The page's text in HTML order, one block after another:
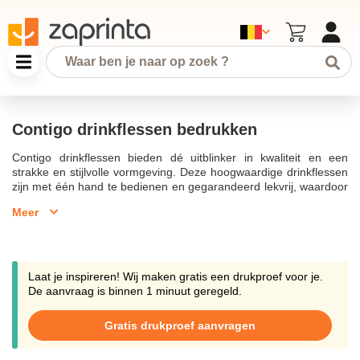
Contigo drinkflessen bedrukken
Contigo drinkflessen bieden dé uitblinker in kwaliteit en een
strakke en stijlvolle vormgeving. Deze hoogwaardige drinkflessen
zijn met één hand te bedienen en gegarandeerd lekvrij, waardoor
autoseal® technologie kunnen zowel warme als koude dranken
Of je nu kiest voor een waterfles van bpa vrij tritan of een roestvrij
rvs thermosbeker, je kunt rekenen op een stevige en sterke fles
die geurloos en smaakvrij is. Contigo drinkflessen bedrukken is
herkenbaar is aan de strakke designs. Kies uit verschillende
maten zoals 470 ml, 590 ml en de autoseal chill 720 ml drinkfles.
Laat de drinkflessen bedrukken met zeefdruk of kies voor
Meer
Laat je inspireren! Wij maken gratis een drukproef voor je.
De aanvraag is binnen 1 minuut geregeld.
Gratis drukproef aanvragen